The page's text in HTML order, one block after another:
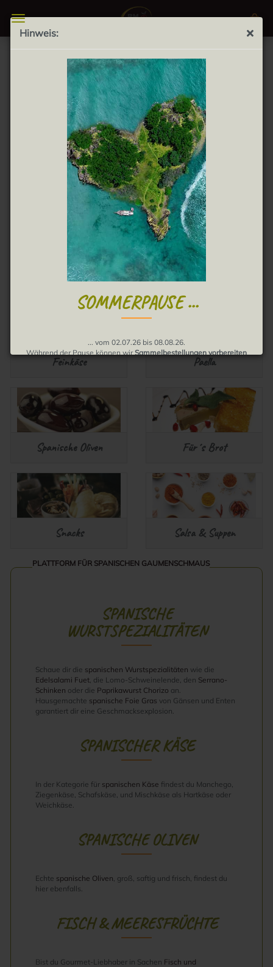
Hinweis:
SOMMERPAUSE ...
... vom 02.07.26 bis 08.08.26.
Während der Pause können wirSammelbestellungen vorbereiten
und Bestellungen annehmen
Wir bitten um Verständnis, muchas gracias!
GAUMENSCHMAUS MIT
SPANISCHER FEINKOST
Du möchtest dich mit einem Gaumenschmaus
verwöhnen, und bist auf der Suche nach spanischen
Spezialitäten? Suche dir deine Gaumenfreude aus
unseren Kategorien, und verwöhne deinen Gaumen auf
höchstem Niveau.
Für uns zählt hierbei die Qualität, nicht die Quantität!
Gourmetwurst Fisch & Meer
Feinkäse Paella
Spanische Oliven Für´s Brot
Snacks Salsa & Suppen
PLATTFORM FÜR SPANISCHEN GAUMENSCHMAUS
SPANISCHE
WURSTSPEZIALITÄTEN
Schaue dir die spanischen Wurstspezialitäten wie die
Edelsalami Fuet, die Lomo-Schweinelende, den Serrano-
Schinken oder die Paprikawurst Chorizo an.
Hausgemachte spanische Foie Gras von Gänsen und Enten
garantiert dir eine Geschmacksexplosion.
SPANISCHER KÄSE
In der Kategorie für spanischen Käse findest du Manchego,
Ziegenkäse, Schafskäse, und Mischkäse als Hartkäse oder
Weichkäse.
SPANISCHE OLIVEN
Echte spanische Oliven, groß, saftig und frisch, findest du
hier ebenfalls.
FISCH & MEERESFRÜCHTE
Bist du Gourmet-Liebhaber in Sachen Fisch und